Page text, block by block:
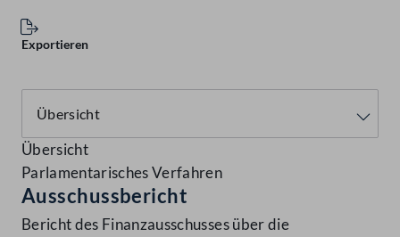
Exportieren
Übersicht
Parlamentarisches Verfahren
Ausschussbericht
Bericht des Finanzausschusses über die